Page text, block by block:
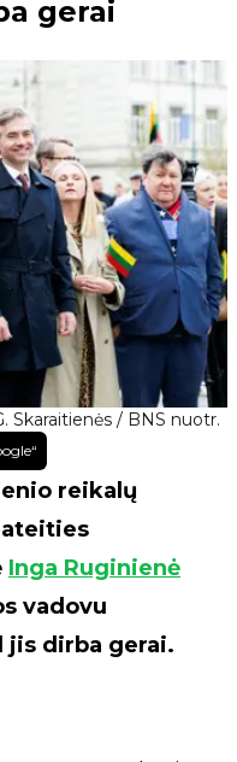
Skaraitienės / BNS nuotr.
gerai
reikalų
Inga Ruginienė
vadovu
dirba gerai.